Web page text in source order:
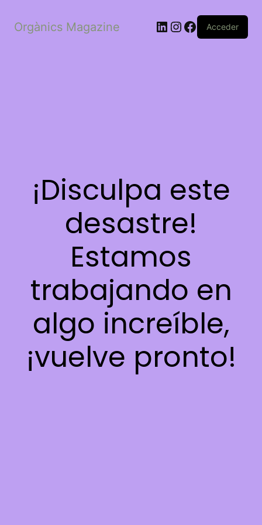
Orgànics Magazine LinkedIn
Instagram
Facebook
Acceder
¡Disculpa este
desastre!
Estamos
trabajando en
algo increíble,
¡vuelve pronto!